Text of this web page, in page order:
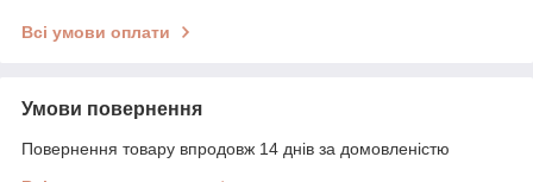
Всі умови оплати
Умови повернення
Повернення товару впродовж 14 днів за домовленістю